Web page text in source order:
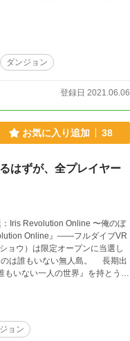
ダンジョン
登録日 2021.06.06
お気に入り追加 38
はずが、全プレイヤー
Iris Revolution Online 〜俺のぼ
は誰もいない無人島。 長期出
もいない一人の世界』を持とうと
動の一環として二人三脚での
人島ライフを目指すショウだ
… 高2。電脳部部長。和風美人
ョン